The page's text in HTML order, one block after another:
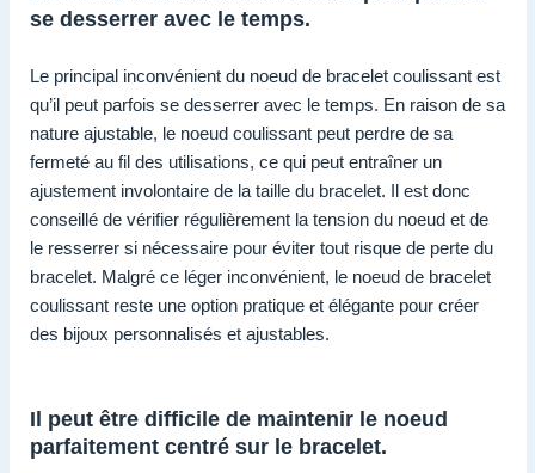
se desserrer avec le temps.
Le principal inconvénient du noeud de bracelet coulissant est
qu’il peut parfois se desserrer avec le temps. En raison de sa
nature ajustable, le noeud coulissant peut perdre de sa
fermeté au fil des utilisations, ce qui peut entraîner un
ajustement involontaire de la taille du bracelet. Il est donc
conseillé de vérifier régulièrement la tension du noeud et de
le resserrer si nécessaire pour éviter tout risque de perte du
bracelet. Malgré ce léger inconvénient, le noeud de bracelet
coulissant reste une option pratique et élégante pour créer
des bijoux personnalisés et ajustables.
Il peut être difficile de maintenir le noeud
parfaitement centré sur le bracelet.